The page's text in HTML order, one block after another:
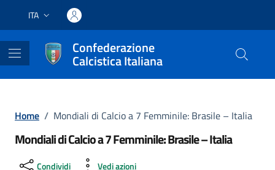
Lingua attiva:
ITA
Confederazione
Calcistica Italiana
Home / Mondiali di Calcio a 7 Femminile: Brasile – Italia
Mondiali di Calcio a 7 Femminile: Brasile – Italia
Condividi Vedi azioni